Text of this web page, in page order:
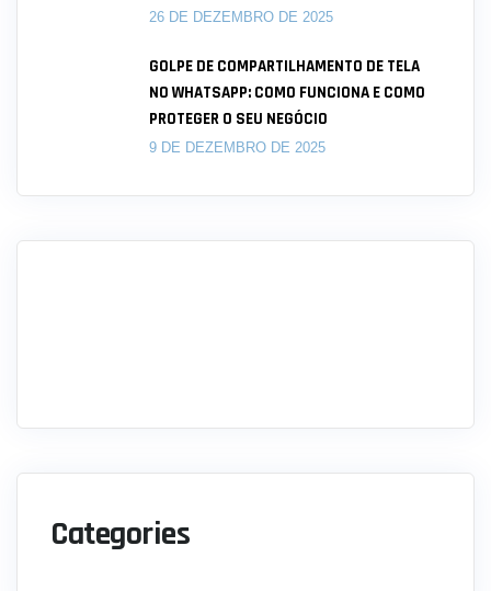
26 DE DEZEMBRO DE 2025
GOLPE DE COMPARTILHAMENTO DE TELA
NO WHATSAPP: COMO FUNCIONA E COMO
PROTEGER O SEU NEGÓCIO
9 DE DEZEMBRO DE 2025
Categories